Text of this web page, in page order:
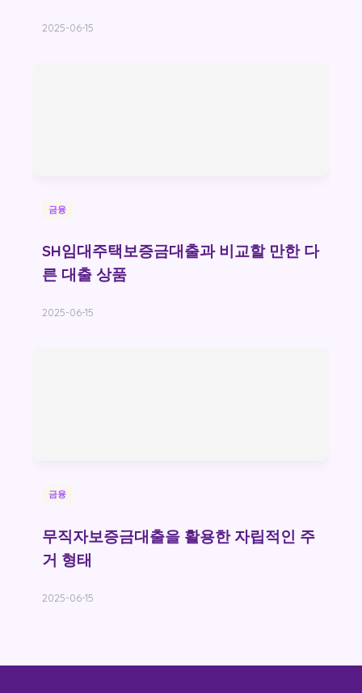
2025-06-15
금융
SH임대주택보증금대출과 비교할 만한 다
른 대출 상품
2025-06-15
금융
무직자보증금대출을 활용한 자립적인 주
거 형태
2025-06-15